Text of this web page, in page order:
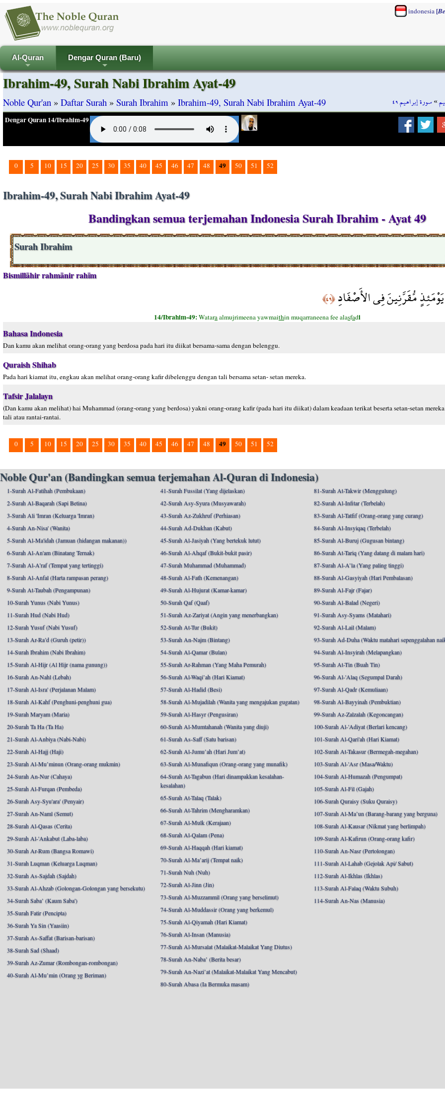
indonesia[
+
Al-Quran
+
Dengar Quran (Baru)
»سورة إبراهيم ٤٩
Ibrahim-49, Surah Nabi Ibrahim Ayat-49
Noble Qur'an » Daftar Surah » Surah Ibrahim » Ibrahim-49, Surah Nabi Ibrahim Ayat-49
Dengar Quran 14/Ibrahim-49
0 5 10 15 20 25 30 35 40 45 46 47 48 49 50 51 52
Ibrahim-49, Surah Nabi Ibrahim Ayat-49
Bandingkan semua terjemahan Indonesia Surah Ibrahim - Ayat 49
Surah Ibrahim
Bismillāhir rahmānir rahīm
مُّقَرَّنِينَ فِي الأَصْفَادِ﴿٤٩﴾
14/Ibrahim-49:Wataraalmujrimeena yawmaithin muqarraneena fee alasfadi
Bahasa Indonesia
Dan kamu akan melihat orang-orang yang berdosa pada hari itu diikat bersama-sama dengan belenggu.
Quraish Shihab
Pada hari kiamat itu, engkau akan melihat orang-orang kafir dibelenggu dengan tali bersama setan- setan mereka.
Tafsir Jalalayn
(Dan kamu akan melihat) hai Muhammad (orang-orang yang berdosa) yakni orang-orang kafir (pada hari itu diikat) dalam keadaan terikat beserta setan-setan
tali atau rantai-rantai.
0 5 10 15 20 25 30 35 40 45 46 47 48 49 50 51 52
Noble Qur'an (Bandingkan semua terjemahan Al-Quran di Indonesia)
1-Surah Al-Fatihah (Pembukaan)
2-Surah Al-Baqarah (Sapi Betina)
3-Surah Ali 'Imran (Keluarga 'Imran)
4-Surah An-Nisa' (Wanita)
5-Surah Al-Ma'idah (Jamuan (hidangan makanan))
6-Surah Al-An'am (Binatang Ternak)
7-Surah Al-A’raf (Tempat yang tertinggi)
8-Surah Al-Anfal (Harta rampasan perang)
9-Surah At-Taubah (Pengampunan)
10-Surah Yunus (Nabi Yunus)
11-Surah Hud (Nabi Hud)
12-Surah Yusuf (Nabi Yusuf)
13-Surah Ar-Ra’d (Guruh (petir))
14-Surah Ibrahim (Nabi Ibrahim)
15-Surah Al-Hijr (Al Hijr (nama gunung))
16-Surah An-Nahl (Lebah)
17-Surah Al-Isra' (Perjalanan Malam)
18-Surah Al-Kahf (Penghuni-penghuni gua)
19-Surah Maryam (Maria)
20-Surah Ta Ha (Ta Ha)
21-Surah Al-Anbiya (Nabi-Nabi)
22-Surah Al-Hajj (Haji)
23-Surah Al-Mu’minun (Orang-orang mukmin)
24-Surah An-Nur (Cahaya)
25-Surah Al-Furqan (Pembeda)
26-Surah Asy-Syu'ara' (Penyair)
27-Surah An-Naml (Semut)
28-Surah Al-Qasas (Cerita)
29-Surah Al-'Ankabut (Laba-laba)
30-Surah Ar-Rum (Bangsa Romawi)
31-Surah Luqman (Keluarga Luqman)
32-Surah As-Sajdah (Sajdah)
33-Surah Al-Ahzab (Golongan-Golongan yang bersekutu)
34-Surah Saba’ (Kaum Saba')
35-Surah Fatir (Pencipta)
36-Surah Ya Sin (Yaasiin)
37-Surah As-Saffat (Barisan-barisan)
38-Surah Sad (Shaad)
39-Surah Az-Zumar (Rombongan-rombongan)
40-Surah Al-Mu’min (Orang yg Beriman)
41-Surah Fussilat (Yang dijelaskan)
42-Surah Asy-Syura (Musyawarah)
43-Surah Az-Zukhruf (Perhiasan)
44-Surah Ad-Dukhan (Kabut)
45-Surah Al-Jasiyah (Yang bertekuk lutut)
46-Surah Al-Ahqaf (Bukit-bukit pasir)
47-Surah Muhammad (Muhammad)
48-Surah Al-Fath (Kemenangan)
49-Surah Al-Hujurat (Kamar-kamar)
50-Surah Qaf (Qaaf)
51-Surah Az-Zariyat (Angin yang menerbangkan)
52-Surah At-Tur (Bukit)
53-Surah An-Najm (Bintang)
54-Surah Al-Qamar (Bulan)
55-Surah Ar-Rahman (Yang Maha Pemurah)
56-Surah Al-Waqi’ah (Hari Kiamat)
57-Surah Al-Hadid (Besi)
58-Surah Al-Mujadilah (Wanita yang mengajukan gugatan)
59-Surah Al-Hasyr (Pengusiran)
60-Surah Al-Mumtahanah (Wanita yang diuji)
61-Surah As-Saff (Satu barisan)
62-Surah Al-Jumu’ah (Hari Jum’at)
63-Surah Al-Munafiqun (Orang-orang yang munafik)
64-Surah At-Tagabun (Hari dinampakkan kesalahan-
kesalahan)
65-Surah At-Talaq (Talak)
66-Surah At-Tahrim (Mengharamkan)
67-Surah Al-Mulk (Kerajaan)
68-Surah Al-Qalam (Pena)
69-Surah Al-Haqqah (Hari kiamat)
70-Surah Al-Ma’arij (Tempat naik)
71-Surah Nuh (Nuh)
72-Surah Al-Jinn (Jin)
73-Surah Al-Muzzammil (Orang yang berselimut)
74-Surah Al-Muddassir (Orang yang berkemul)
75-Surah Al-Qiyamah (Hari Kiamat)
76-Surah Al-Insan (Manusia)
77-Surah Al-Mursalat (Malaikat-Malaikat Yang Diutus)
78-Surah An-Naba’ (Berita besar)
79-Surah An-Nazi’at (Malaikat-Malaikat Yang Mencabut)
80-Surah Abasa (Ia Bermuka masam)
81-Surah At-Takwir (Menggulung)
82-Surah Al-Infitar (Terbelah)
83-Surah Al-Tatfif (Orang-orang yang curang)
84-Surah Al-Insyiqaq (Terbelah)
85-Surah Al-Buruj (Gugusan bintang)
86-Surah At-Tariq (Yang datang di malam hari)
87-Surah Al-A’la (Yang paling tinggi)
88-Surah Al-Gasyiyah (Hari Pembalasan)
89-Surah Al-Fajr (Fajar)
90-Surah Al-Balad (Negeri)
91-Surah Asy-Syams (Matahari)
92-Surah Al-Lail (Malam)
93-Surah Ad-Duha (Waktu matahari sepenggalahan
94-Surah Al-Insyirah (Melapangkan)
95-Surah At-Tin (Buah Tin)
96-Surah Al-'Alaq (Segumpal Darah)
97-Surah Al-Qadr (Kemuliaan)
98-Surah Al-Bayyinah (Pembuktian)
99-Surah Az-Zalzalah (Kegoncangan)
100-Surah Al-'Adiyat (Berlari kencang)
101-Surah Al-Qari'ah (Hari Kiamat)
102-Surah At-Takasur (Bermegah-megahan)
103-Surah Al-'Asr (Masa/Waktu)
104-Surah Al-Humazah (Pengumpat)
105-Surah Al-Fil (Gajah)
106-Surah Quraisy (Suku Quraisy)
107-Surah Al-Ma’un (Barang-barang yang berguna)
108-Surah Al-Kausar (Nikmat yang berlimpah)
109-Surah Al-Kafirun (Orang-orang kafir)
110-Surah An-Nasr (Pertolongan)
111-Surah Al-Lahab (Gejolak Api/ Sabut)
112-Surah Al-Ikhlas (Ikhlas)
113-Surah Al-Falaq (Waktu Subuh)
114-Surah An-Nas (Manusia)